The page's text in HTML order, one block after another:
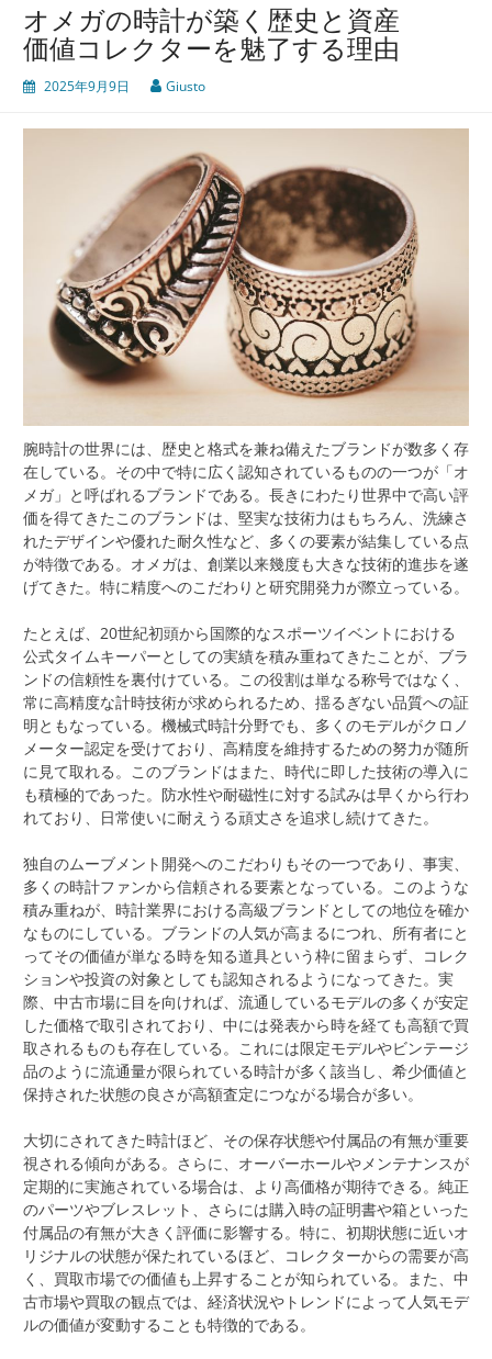
オメガの時計が築く歴史と資産
価値コレクターを魅了する理由
2025年9月9日 Giusto
腕時計の世界には、歴史と格式を兼ね備えたブランドが数多く存
在している。 その中で特に広く認知されているものの一つが「オ
メガ」と呼ばれるブランドである。長きにわたり世界中で高い評
価を得てきたこのブランドは、堅実な技術力はもちろん、洗練さ
れたデザインや優れた耐久性など、多くの要素が結集している点
が特徴である。オメガは、創業以来幾度も大きな技術的進歩を遂
げてきた。特に精度へのこだわりと研究開発力が際立っている。
たとえば、20世紀初頭から国際的なスポーツイベントにおける
公式タイムキーパーとしての実績を積み重ねてきたことが、ブラ
ンドの信頼性を裏付けている。この役割は単なる称号ではなく、
常に高精度な計時技術が求められるため、揺るぎない品質への証
明ともなっている。機械式時計分野でも、多くのモデルがクロノ
メーター認定を受けており、高精度を維持するための努力が随所
に見て取れる。このブランドはまた、時代に即した技術の導入に
も積極的であった。防水性や耐磁性に対する試みは早くから行わ
れており、日常使いに耐えうる頑丈さを追求し続けてきた。
独自のムーブメント開発へのこだわりもその一つであり、事実、
多くの時計ファンから信頼される要素となっている。このような
積み重ねが、時計業界における高級ブランドとしての地位を確か
なものにしている。ブランドの人気が高まるにつれ、所有者にと
ってその価値が単なる時を知る道具という枠に留まらず、コレク
ションや投資の対象としても認知されるようになってきた。実
際、中古市場に目を向ければ、流通しているモデルの多くが安定
した価格で取引されており、中には発表から時を経ても高額で買
取されるものも存在している。これには限定モデルやビンテージ
品のように流通量が限られている時計が多く該当し、希少価値と
保持された状態の良さが高額査定につながる場合が多い。
大切にされてきた時計ほど、その保存状態や付属品の有無が重要
視される傾向がある。さらに、オーバーホールやメンテナンスが
定期的に実施されている場合は、より高価格が期待できる。純正
のパーツやブレスレット、さらには購入時の証明書や箱といった
付属品の有無が大きく評価に影響する。特に、初期状態に近いオ
リジナルの状態が保たれているほど、コレクターからの需要が高
く、買取市場での価値も上昇することが知られている。また、中
古市場や買取の観点では、経済状況やトレンドによって人気モデ
ルの価値が変動することも特徴的である。